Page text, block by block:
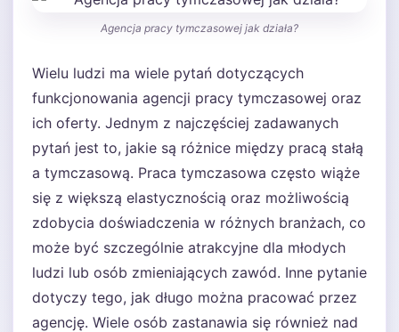
Agencja pracy tymczasowej jak działa?
Wielu ludzi ma wiele pytań dotyczących
funkcjonowania agencji pracy tymczasowej oraz
ich oferty. Jednym z najczęściej zadawanych
pytań jest to, jakie są różnice między pracą stałą
a tymczasową. Praca tymczasowa często wiąże
się z większą elastycznością oraz możliwością
zdobycia doświadczenia w różnych branżach, co
może być szczególnie atrakcyjne dla młodych
ludzi lub osób zmieniających zawód. Inne pytanie
dotyczy tego, jak długo można pracować przez
agencję. Wiele osób zastanawia się również nad